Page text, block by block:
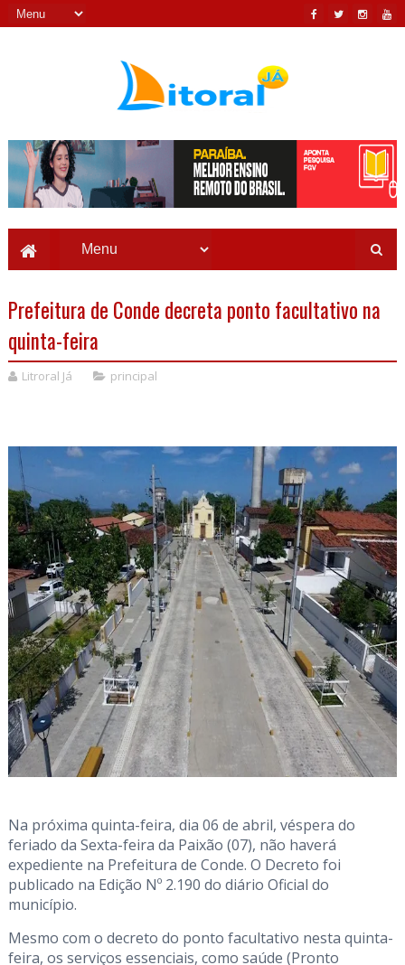
Prefeitura de Conde decreta ponto facultativo na
quinta-feira
Litroral Já principal
Na próxima quinta-feira, dia 06 de abril, véspera do
feriado da Sexta-feira da Paixão (07), não haverá
expediente na Prefeitura de Conde. O Decreto foi
publicado na Edição Nº 2.190 do diário Oficial do
município.
Mesmo com o decreto do ponto facultativo nesta quinta-
feira, os serviços essenciais, como saúde (Pronto